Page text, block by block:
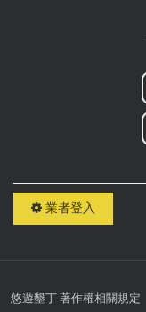
業者登入
悠遊墾丁 著作權相關規定